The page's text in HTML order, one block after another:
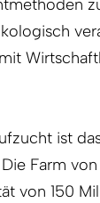
ist
Farm
von 150